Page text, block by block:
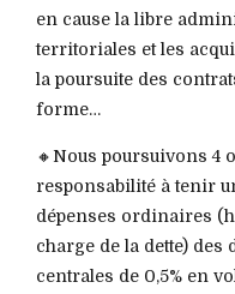
en cause la libre
territoriales et les
la poursuite des
forme…
🔸Nous poursuivons 4
responsabilité à tenir
dépenses ordinaires
charge de la dette)
centrales de 0,5% en